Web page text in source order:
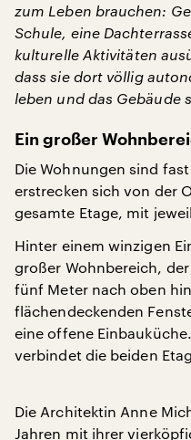
zum Leben brauchen:
Schule, eine
kulturelle Aktivitäten
dass sie dort völlig
leben und das Gebäude
Ein großer
Die Wohnungen sind
erstrecken sich von der
gesamte Etage, mit
Hinter einem winzigen
großer Wohnbereich,
fünf Meter nach oben
flächendeckenden
eine offene
verbindet die beiden
Die Architektin Anne
Jahren mit ihrer